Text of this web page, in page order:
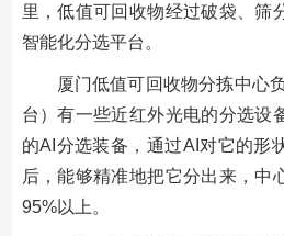
里，低值可回收物经过破袋、筛
智能化分选平台。
厦门低值可回收物分拣中心
台）有一些近红外光电的分选设
的AI分选装备，通过AI对它的形
后，能够精准地把它分出来，中
95%以上。